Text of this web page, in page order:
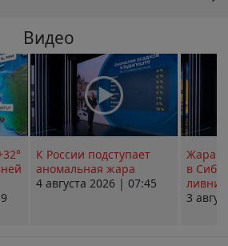
Видео
К России подступает
аномальная жара
4 августа 2026 | 07:45
Жара в
в
ливни
3